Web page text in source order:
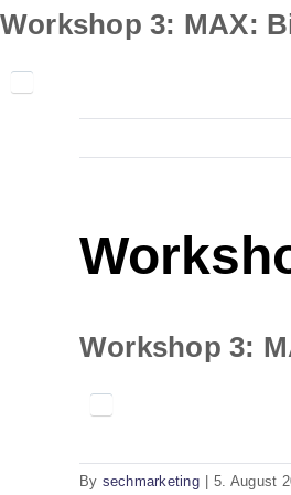
Skip
content
Workshop 3: MAX:
Workshop 3:
By sechmarketing 5. August